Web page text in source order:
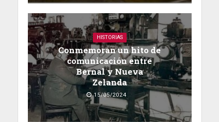
HISTORIAS
Conmemoran un hito de
comunicación entre
Bernal y Nueva
Zelanda
15/05/2024